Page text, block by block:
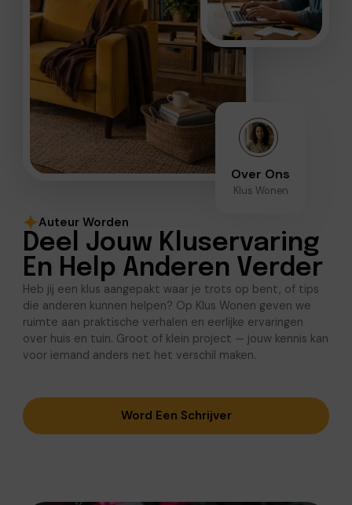
Auteur Worden
Deel Jouw Kluservaring
En Help Anderen Verder
Heb jij een klus aangepakt waar je trots op bent, of tips
die anderen kunnen helpen? Op Klus Wonen geven we
ruimte aan praktische verhalen en eerlijke ervaringen
over huis en tuin. Groot of klein project — jouw kennis kan
voor iemand anders net het verschil maken.
Word Een Schrijver
Over Ons
Klus Wonen